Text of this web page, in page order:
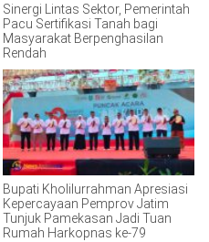
Sinergi Lintas Sektor, Pemerintah
Pacu Sertifikasi Tanah bagi
Masyarakat Berpenghasilan
Rendah
Bupati Kholilurrahman Apresiasi
Kepercayaan Pemprov Jatim
Tunjuk Pamekasan Jadi Tuan
Rumah Harkopnas ke-79